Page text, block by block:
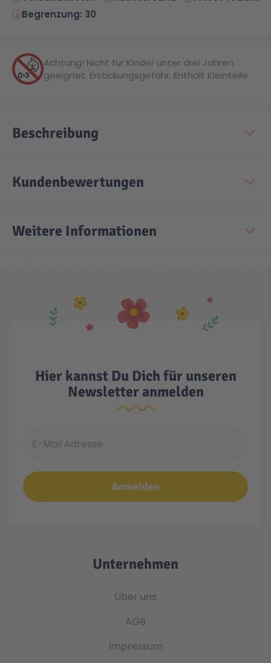
Begrenzung: 30
Achtung! Nicht für Kinder unter drei Jahren
geeignet. Erstickungsgefahr. Enthält Kleinteile.
Beschreibung
Kundenbewertungen
Weitere Informationen
Hier kannst Du Dich für unseren
Newsletter anmelden
Anmelden
Unternehmen
Über uns
AGB
Impressum